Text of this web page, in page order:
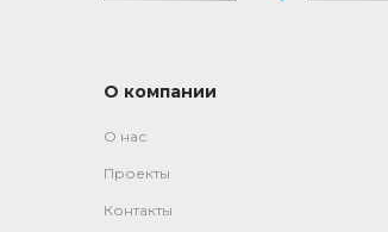
О компании
О нас
Проекты
Контакты